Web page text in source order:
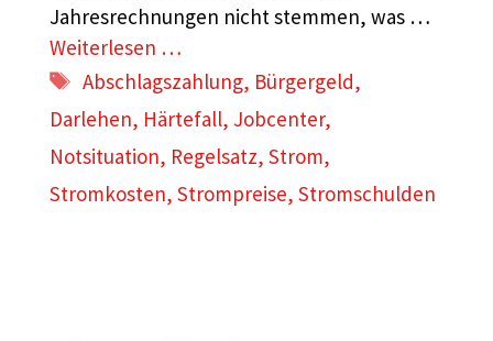
Jahresrechnungen nicht stemmen, was …
Weiterlesen …
Schlagwörter
Abschlagszahlung, Bürgergeld,
Darlehen, Härtefall, Jobcenter,
Notsituation, Regelsatz, Strom,
Stromkosten, Strompreise, Stromschulden